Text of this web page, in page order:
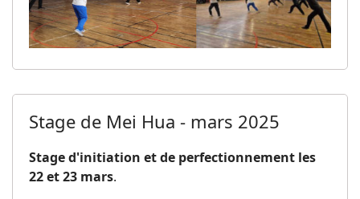
Stage de Mei Hua - mars 2025
Stage d'initiation et de perfectionnement les
22 et 23 mars.